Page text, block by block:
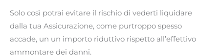
Solo così potrai evitare il rischio di vederti liquidare
dalla tua Assicurazione, come purtroppo spesso
accade, un un importo riduttivo rispetto all’effettivo
ammontare dei danni.